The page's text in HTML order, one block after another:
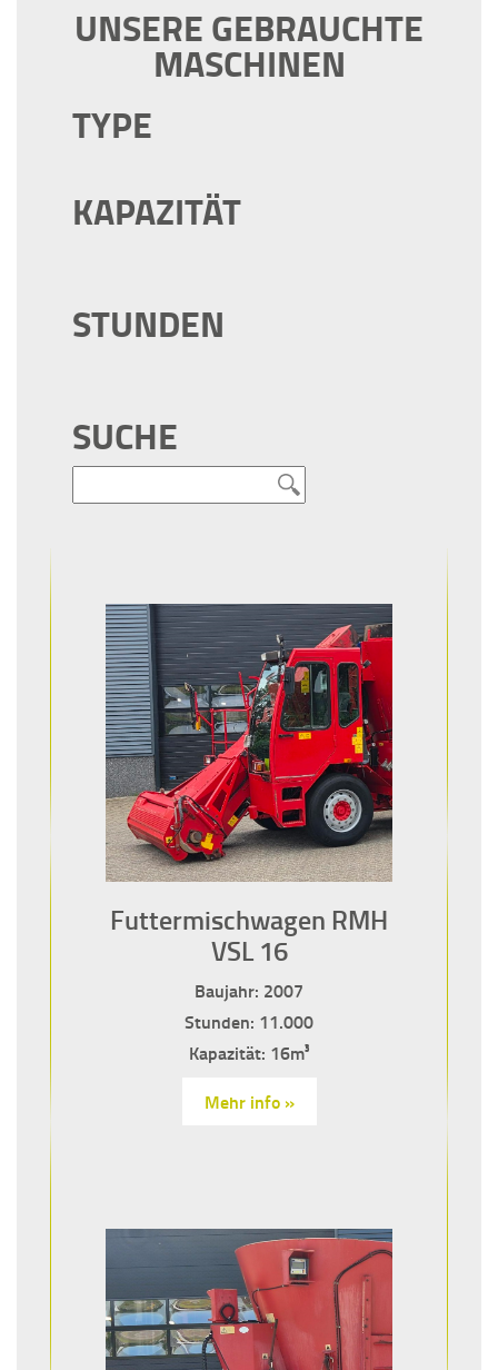
UNSERE GEBRAUCHTE
MASCHINEN
TYPE
KAPAZITÄT
STUNDEN
SUCHE
Futtermischwagen RMH
VSL 16
Baujahr: 2007
Stunden: 11.000
Kapazität: 16m³
Mehr info »